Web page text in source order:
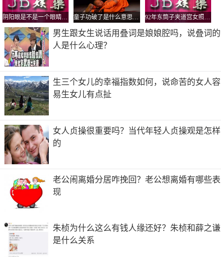
阴阳眼是不是一个眼睛大一个小，阴阳眼是不是妄想症？ 童子功破了是什么意思？练过童子功的人结婚后就不算童子了吗 92年东筒子夹道宫女照片，这里墙上的拱形是干嘛用的
男生跟女生说话用叠词是娘娘腔吗，说叠词的
人是什么心理？
生三个女儿的幸福指数如何，说命苦的女人容
易生女儿有点扯
女人贞操很重要吗？当代年轻人贞操观是怎样
的
老公闹离婚分居咋挽回？老公想离婚有哪些表
现
朱桢为什么这么有钱人缘还好？朱桢和薛之谦
是什么关系